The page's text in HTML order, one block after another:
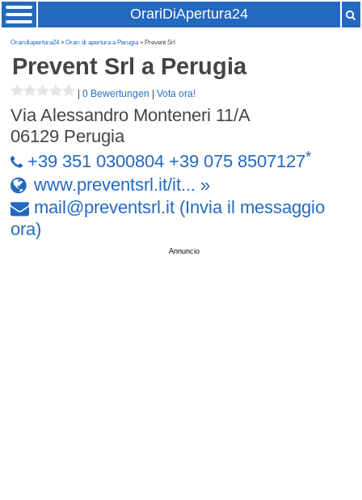
OrariDiApertura24
Oraridiapertura24»Orari di apertura a Perugia» Prevent Srl
Prevent Srl a Perugia
|0 Bewertungen |Vota ora!
Via Alessandro Monteneri 11/A
06129 Perugia
+39 351 0300804 +39 075 8507127*
www.preventsrl.it/it... »
mail @preventsrl .it (Invia il messaggio
ora)
Annuncio